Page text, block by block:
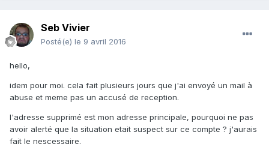
Seb Vivier
Posté(e) le 9 avril 2016
hello,
idem pour moi. cela fait plusieurs jours que j'ai envoyé un mail à
abuse et meme pas un accusé de reception.
l'adresse supprimé est mon adresse principale, pourquoi ne pas
avoir alerté que la situation etait suspect sur ce compte ? j'aurais
fait le nescessaire.